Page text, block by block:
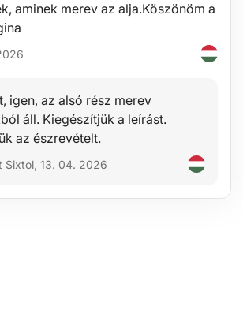
aminek merev az alja.Köszönöm a
igen, az alsó rész merev
áll. Kiegészítjük a leírást.
az észrevételt.
13. 04. 2026